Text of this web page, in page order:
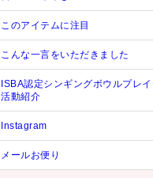
このアイテムに注目
こんな一言をいただきました
ISBA認定シンギングボウルプレイ
活動紹介
Instagram
メールお便り